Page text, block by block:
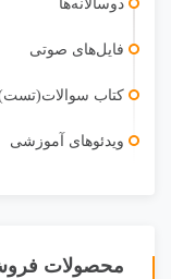
دوسالانه‌ها
فایل‌های صوتی
کتاب
ویدئو‌های آموزشی
محصولات